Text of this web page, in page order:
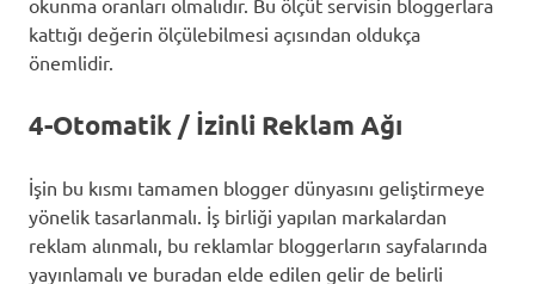
okunma oranları olmalıdır. Bu ölçüt servisin bloggerlara
kattığı değerin ölçülebilmesi açısından oldukça
önemlidir.
4-Otomatik / İzinli Reklam Ağı
İşin bu kısmı tamamen blogger dünyasını geliştirmeye
yönelik tasarlanmalı. İş birliği yapılan markalardan
reklam alınmalı, bu reklamlar bloggerların sayfalarında
yayınlamalı ve buradan elde edilen gelir de belirli